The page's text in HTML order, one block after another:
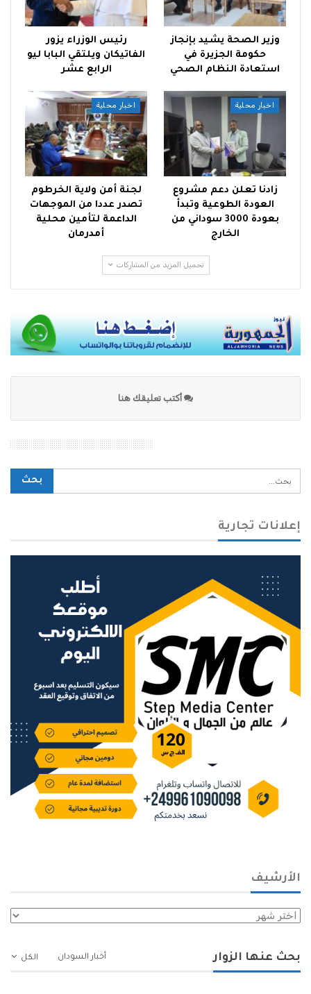
وزير الصحة يشيد بإنجاز
حكومة الجزيرة في
استعادة النظام الصحي
رئيس الوزراء يزور
الفاتيكان ويلتقي البابا ليو
الرابع عشر
اخبار محلية
زادنا تعلن دعم مشروع
العودة الطوعية وتبدأ
بعودة 3000 سوداني من
الخارج
اخبار محلية
لجنة أمن ولاية الخرطوم
تصدر عددا من الموجهات
الداعمة لتأمين محلية
أمدرمان
تحميل المزيد من المشاركات
أكتب تعليقك هنا
إعلانات تجارية
الأرشيف
الأرشيف
الكل بحث عنها الزوار أخبار السودان